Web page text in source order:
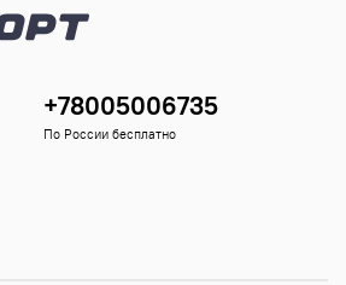
+78005006735
По России бесплатно